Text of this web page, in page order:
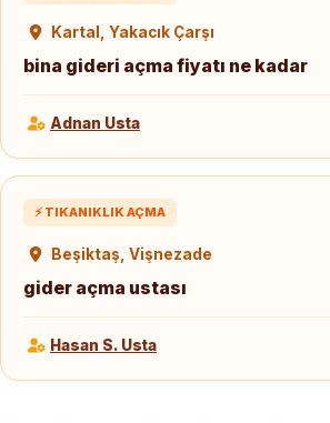
Kartal, Yakacık Çarşı
bina gideri açma fiyatı ne kadar
Adnan Usta
⚡ TIKANIKLIK AÇMA
Beşiktaş, Vişnezade
gider açma ustası
Hasan S. Usta